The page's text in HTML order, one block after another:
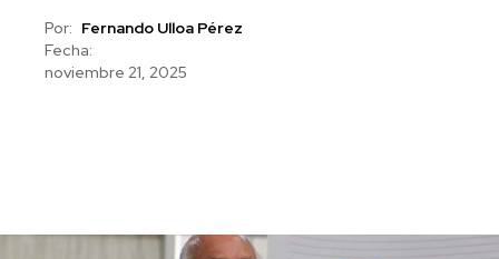
Por: Fernando Ulloa Pérez
Fecha:
noviembre 21, 2025